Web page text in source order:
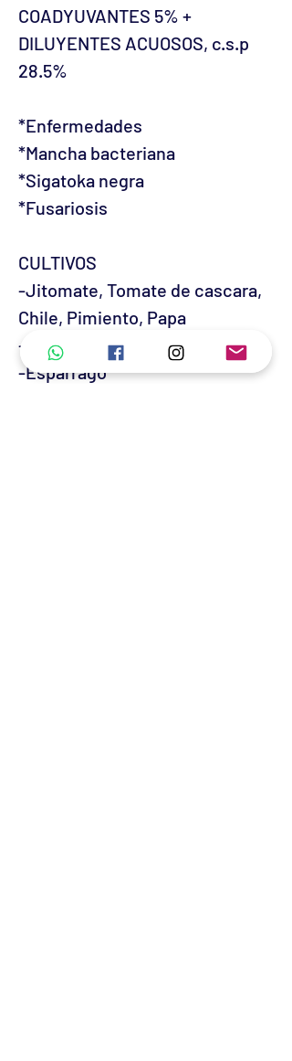
COADYUVANTES 5% +
DILUYENTES ACUOSOS, c.s.p
28.5%
*Enfermedades
*Mancha bacteriana
*Sigatoka negra
*Fusariosis
CULTIVOS
-Jitomate, Tomate de cascara,
Chile, Pimiento, Papa
-Plátano/Banano
-Esparrago